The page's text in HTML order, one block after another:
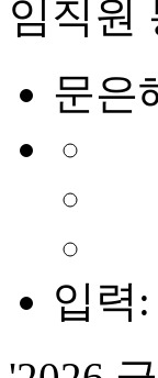
임직원
문은
입력